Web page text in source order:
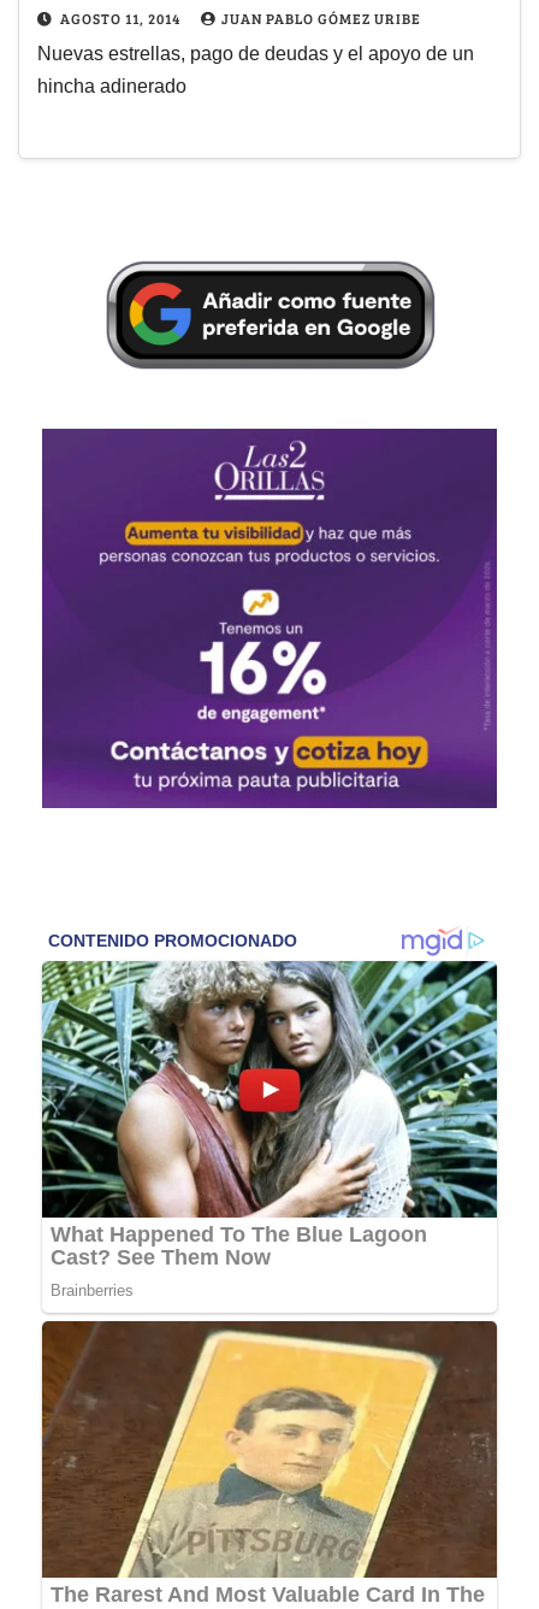
AGOSTO 11, 2014 JUAN PABLO GÓMEZ URIBE
Nuevas estrellas, pago de deudas y el apoyo de un
hincha adinerado